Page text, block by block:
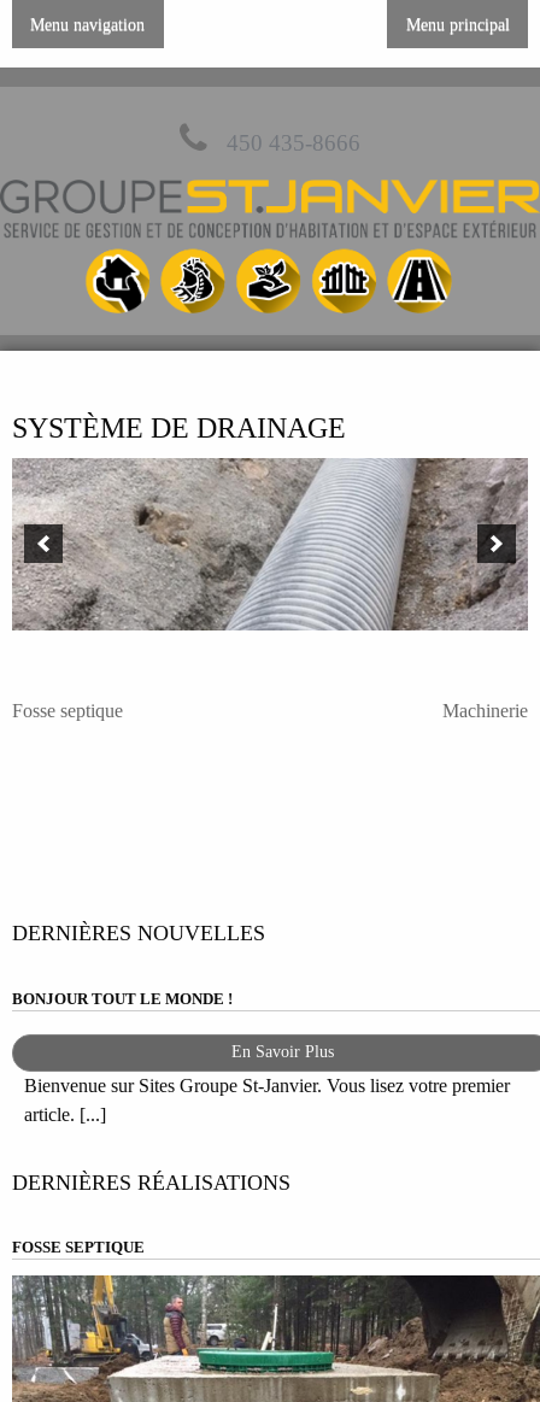
Menu navigation Menu principal
450 435-8666
SYSTÈME DE DRAINAGE
NAVIGATION
Fosse septique Machinerie
DERNIÈRES NOUVELLES
BONJOUR TOUT LE MONDE !
En Savoir Plus
Bienvenue sur Sites Groupe St-Janvier. Vous lisez votre premier
article. [...]
DERNIÈRES RÉALISATIONS
FOSSE SEPTIQUE